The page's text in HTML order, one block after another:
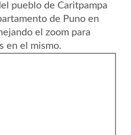
pueblo de Caritpampa
de Puno en
el zoom para
en el mismo.